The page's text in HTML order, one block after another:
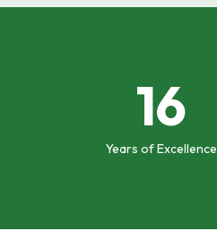
16
Years of Excellence